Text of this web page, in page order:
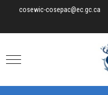
cosewic-cosepac@ec.gc.ca
Mobile Menu Toggle